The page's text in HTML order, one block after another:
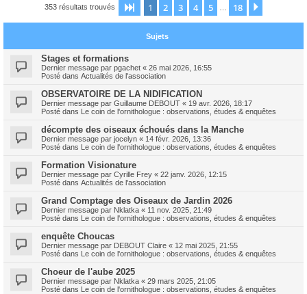
c
353 résultats trouvés Page 1sur18
1 2 3 4 5 18
Sujets
Stages et formations
Dernier message par pgachet « 26 mai 2026, 16:55
Posté dans Actualités de l'association
OBSERVATOIRE DE LA NIDIFICATION
Dernier message par Guillaume DEBOUT « 19 avr. 2026, 18:17
Posté dans Le coin de l'ornithologue : observations, études & enquêtes
décompte des oiseaux échoués dans la Manche
Dernier message par jocelyn « 14 févr. 2026, 13:36
Posté dans Le coin de l'ornithologue : observations, études & enquêtes
Formation Visionature
Dernier message par Cyrille Frey « 22 janv. 2026, 12:15
Posté dans Actualités de l'association
Grand Comptage des Oiseaux de Jardin 2026
Dernier message par Nklatka « 11 nov. 2025, 21:49
Posté dans Le coin de l'ornithologue : observations, études & enquêtes
enquête Choucas
Dernier message par DEBOUT Claire « 12 mai 2025, 21:55
Posté dans Le coin de l'ornithologue : observations, études & enquêtes
Choeur de l'aube 2025
Dernier message par Nklatka « 29 mars 2025, 21:05
Posté dans Le coin de l'ornithologue : observations, études & enquêtes